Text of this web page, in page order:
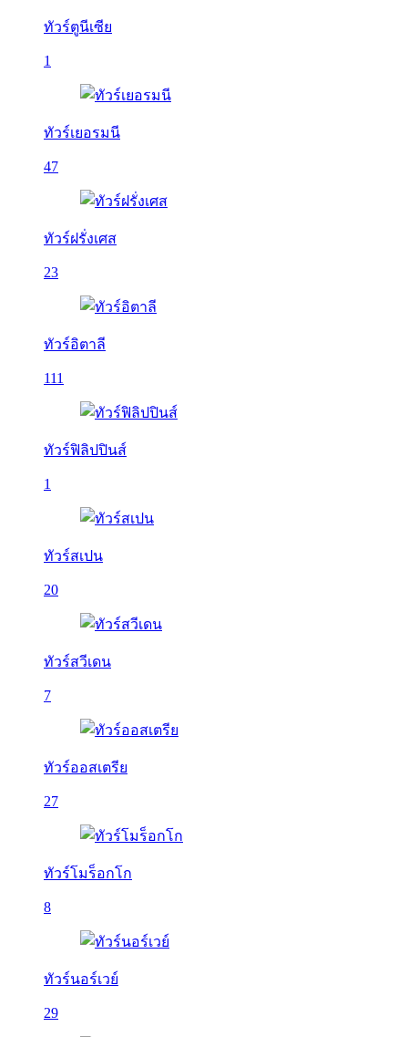
ทัวร์ตูนีเซีย
1
ทัวร์เยอรมนี
47
ทัวร์ฝรั่งเศส
23
ทัวร์อิตาลี
111
ทัวร์ฟิลิปปินส์
1
ทัวร์สเปน
20
ทัวร์สวีเดน
7
ทัวร์ออสเตรีย
27
ทัวร์โมร็อกโก
8
ทัวร์นอร์เวย์
29